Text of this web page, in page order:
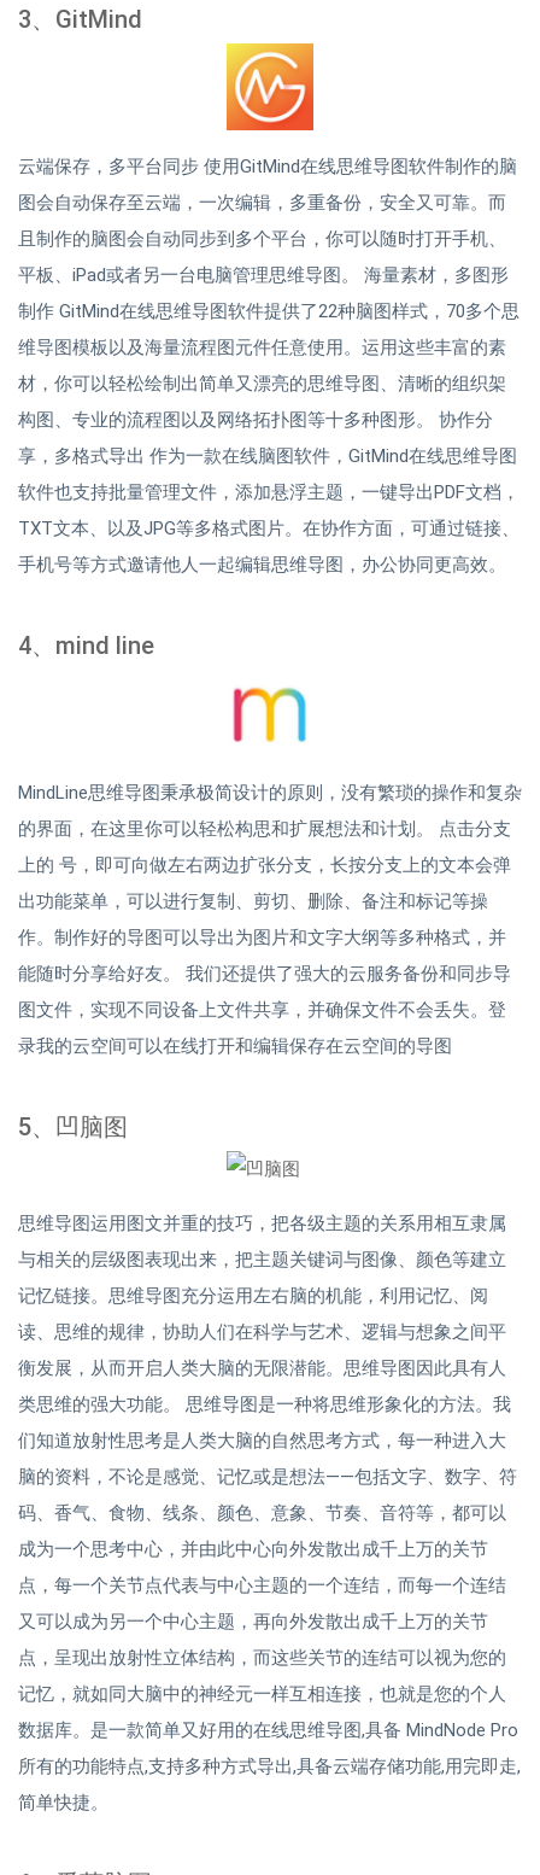
3、GitMind
云端保存，多平台同步 使用GitMind在线思维导图软件制作的脑
图会自动保存至云端，一次编辑，多重备份，安全又可靠。而
且制作的脑图会自动同步到多个平台，你可以随时打开手机、
平板、iPad或者另一台电脑管理思维导图。 海量素材，多图形
制作 GitMind在线思维导图软件提供了22种脑图样式，70多个思
维导图模板以及海量流程图元件任意使用。运用这些丰富的素
材，你可以轻松绘制出简单又漂亮的思维导图、清晰的组织架
构图、专业的流程图以及网络拓扑图等十多种图形。 协作分
享，多格式导出 作为一款在线脑图软件，GitMind在线思维导图
软件也支持批量管理文件，添加悬浮主题，一键导出PDF文档，
TXT文本、以及JPG等多格式图片。在协作方面，可通过链接、
手机号等方式邀请他人一起编辑思维导图，办公协同更高效。
4、mind line
MindLine思维导图秉承极简设计的原则，没有繁琐的操作和复杂
的界面，在这里你可以轻松构思和扩展想法和计划。 点击分支
上的 号，即可向做左右两边扩张分支，长按分支上的文本会弹
出功能菜单，可以进行复制、剪切、删除、备注和标记等操
作。制作好的导图可以导出为图片和文字大纲等多种格式，并
能随时分享给好友。 我们还提供了强大的云服务备份和同步导
图文件，实现不同设备上文件共享，并确保文件不会丢失。登
录我的云空间可以在线打开和编辑保存在云空间的导图
5、凹脑图
思维导图运用图文并重的技巧，把各级主题的关系用相互隶属
与相关的层级图表现出来，把主题关键词与图像、颜色等建立
记忆链接。思维导图充分运用左右脑的机能，利用记忆、阅
读、思维的规律，协助人们在科学与艺术、逻辑与想象之间平
衡发展，从而开启人类大脑的无限潜能。思维导图因此具有人
类思维的强大功能。 思维导图是一种将思维形象化的方法。我
们知道放射性思考是人类大脑的自然思考方式，每一种进入大
脑的资料，不论是感觉、记忆或是想法——包括文字、数字、符
码、香气、食物、线条、颜色、意象、节奏、音符等，都可以
成为一个思考中心，并由此中心向外发散出成千上万的关节
点，每一个关节点代表与中心主题的一个连结，而每一个连结
又可以成为另一个中心主题，再向外发散出成千上万的关节
点，呈现出放射性立体结构，而这些关节的连结可以视为您的
记忆，就如同大脑中的神经元一样互相连接，也就是您的个人
数据库。是一款简单又好用的在线思维导图,具备 MindNode Pro
所有的功能特点,支持多种方式导出,具备云端存储功能,用完即走,
简单快捷。